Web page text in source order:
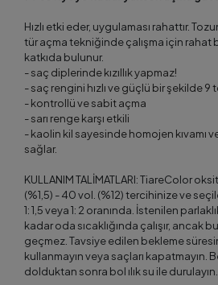
Hızlı etki eder, uygulaması rahattır.
tür açma tekniğinde çalışma için rahat
katkıda bulunur.
- saç diplerinde kızıllık yapmaz!
- saç rengini hızlı ve güçlü bir şekilde
- kontrollü ve sabit açma
- sarı renge karşı etkili
- kaolin kil sayesinde homojen kıvamı
sağlar.
KULLANIM TALİMATLARI: TiareColor
(%1,5) - 40 vol. (%12) tercihinize ve
1: 1,5 veya 1: 2 oranında. İstenilen
kadar oda sıcaklığında çalışır, ancak
geçmez. Tavsiye edilen bekleme
kullanmayın veya saçları kapatmayın.
dolduktan sonra bol ılık su ile durulayın.